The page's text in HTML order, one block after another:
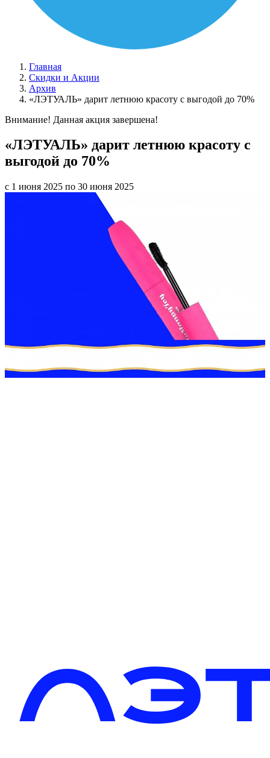
Главная
Скидки и Акции
Архив
«ЛЭТУАЛЬ» дарит летнюю красоту с выгодой до 70%
Внимание! Данная акция завершена!
«ЛЭТУАЛЬ» дарит летнюю красоту с
выгодой до 70%
с 1 июня 2025 по 30 июня 2025